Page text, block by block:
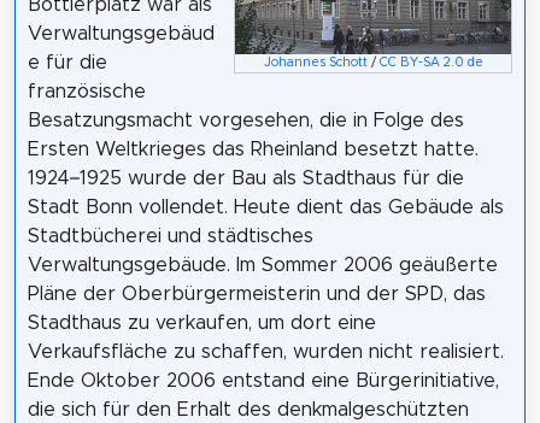
Johannes Schott/ CC BY-SA 2.0 de
Bottlerplatz war als
Verwaltungsgebäud
e für die
französische
Besatzungsmacht vorgesehen, die in Folge des
Ersten Weltkrieges das Rheinland besetzt hatte.
1924–1925 wurde der Bau als Stadthaus für die
Stadt Bonn vollendet. Heute dient das Gebäude als
Stadtbücherei und städtisches
Verwaltungsgebäude. Im Sommer 2006 geäußerte
Pläne der Oberbürgermeisterin und der SPD, das
Stadthaus zu verkaufen, um dort eine
Verkaufsfläche zu schaffen, wurden nicht realisiert.
Ende Oktober 2006 entstand eine Bürgerinitiative,
die sich für den Erhalt des denkmalgeschützten